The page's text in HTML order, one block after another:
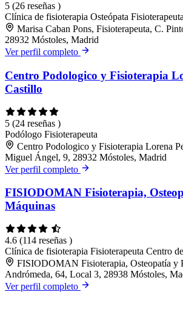
5 (26 reseñas )
Clínica de fisioterapia Osteópata Fisioterapeuta
Marisa Caban Pons, Fisioterapeuta, C.
28932 Móstoles, Madrid
Ver perfil completo
Centro Podologico y Fisioterapia
Castillo
5 (24 reseñas )
Podólogo Fisioterapeuta
Centro Podologico y Fisioterapia Lorena
Miguel Ángel, 9, 28932 Móstoles, Madrid
Ver perfil completo
FISIODOMAN Fisioterapia,
Máquinas
4.6 (114 reseñas )
Clínica de fisioterapia Fisioterapeuta Centro
FISIODOMAN Fisioterapia, Osteopatía y
Andrómeda, 64, Local 3, 28938 Móstoles,
Ver perfil completo